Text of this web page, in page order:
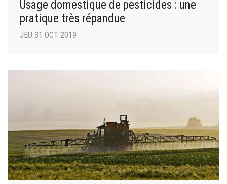
Usage domestique de pesticides : une
pratique très répandue
JEU 31 OCT 2019